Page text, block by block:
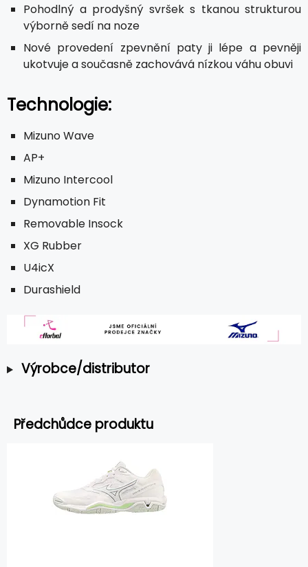
Pohodlný a prodyšný svršek s tkanou strukturou
výborně sedí na noze
Nové provedení zpevnění paty ji lépe a pevněji
ukotvuje a současně zachovává nízkou váhu obuvi
Technologie:
Mizuno Wave
AP+
Mizuno Intercool
Dynamotion Fit
Removable Insock
XG Rubber
U4icX
Durashield
Výrobce/distributor
Předchůdce produktu